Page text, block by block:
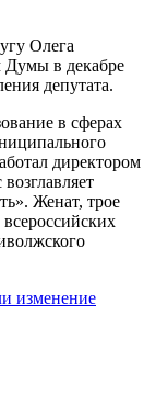
Олега
в декабре
депутата.
в сферах
директором
Женат, трое
изменение